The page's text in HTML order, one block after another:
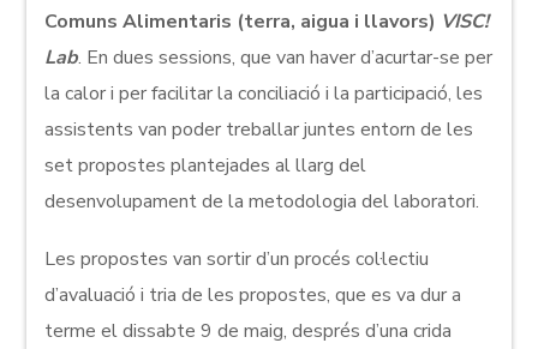
Comuns Alimentaris (terra, aigua i llavors) VISC!
Lab. En dues sessions, que van haver d’acurtar-se per
la calor i per facilitar la conciliació i la participació, les
assistents van poder treballar juntes entorn de les
set propostes plantejades al llarg del
desenvolupament de la metodologia del laboratori.
Les propostes van sortir d’un procés col·lectiu
d’avaluació i tria de les propostes, que es va dur a
terme el dissabte 9 de maig, després d’una crida